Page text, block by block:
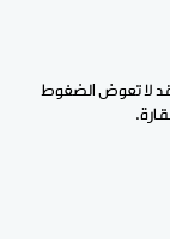
لا تعوض الضغوط